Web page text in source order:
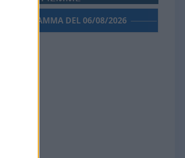
PORROGRAMMA DEL 06/08/2026